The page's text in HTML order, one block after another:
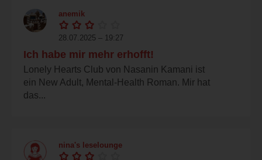
anemik
28.07.2025 – 19:27
Ich habe mir mehr erhofft!
Lonely Hearts Club von Nasanin Kamani ist
ein New Adult, Mental-Health Roman. Mir hat
das...
nina's leselounge